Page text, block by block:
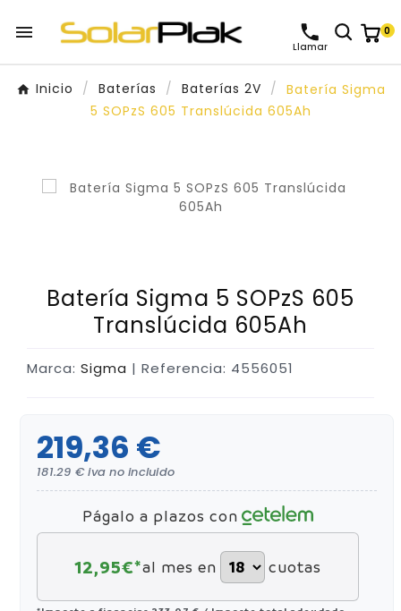

Llamar
0
Inicio Baterías Baterías 2V
Batería Sigma
5 SOPzS 605 Translúcida 605Ah
Batería Sigma 5 SOPzS 605
Translúcida 605Ah
Marca: Sigma | Referencia: 4556051
219,36 €
181.29 € iva no incluido
Págalo a plazos con
12,95€*al mes en cuotas